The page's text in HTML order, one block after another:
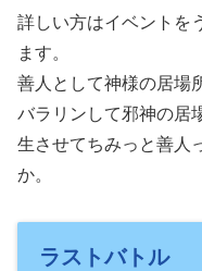
詳しい方はイベントを
ます。
善人として神様の居場
バラリンして邪神の居
生させてちみっと善人
か。
ラストバトル